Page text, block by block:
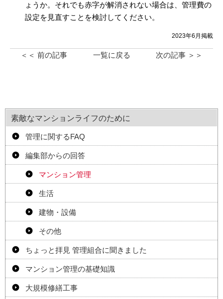
ょうか。それでも赤字が解消されない場合は、管理費の
設定を見直すことを検討してください。
2023年6月掲載
＜＜ 前の記事 一覧に戻る 次の記事 ＞＞
素敵なマンションライフのために
管理に関するFAQ
編集部からの回答
マンション管理
生活
建物・設備
その他
ちょっと拝見 管理組合に聞きました
マンション管理の基礎知識
大規模修繕工事